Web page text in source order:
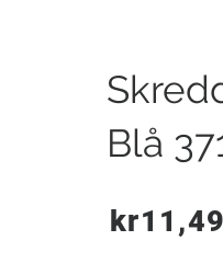
Blå